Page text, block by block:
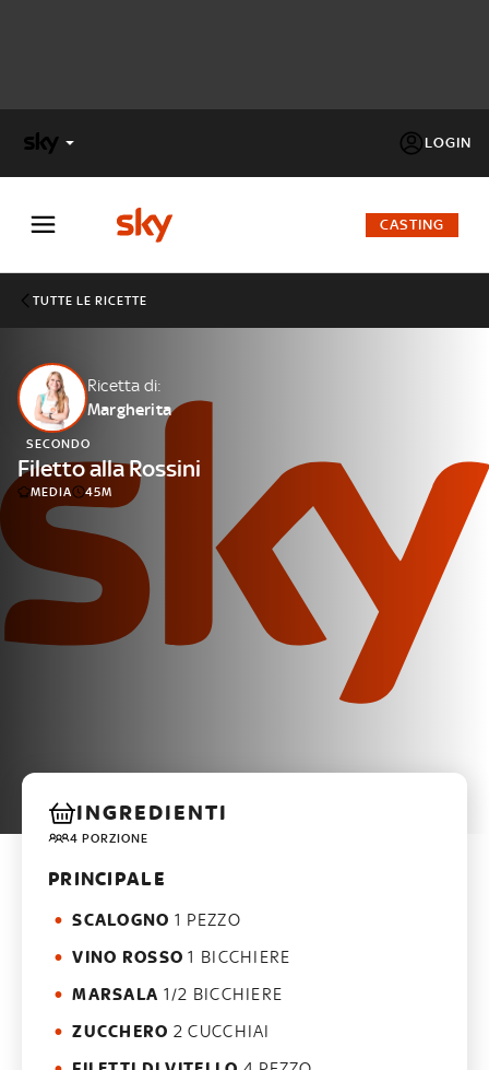
LOGIN
FACTOR
Cos’altro vedere:
PROGRAMMI SKY
Un mondo di offerte:
SKY.IT
NOW
CASTING
TUTTE LE RICETTE
Ricetta di:
Margherita
SECONDO
Filetto alla Rossini
MEDIA 45M
INGREDIENTI
4 PORZIONE
PRINCIPALE
SCALOGNO 1 PEZZO
VINO ROSSO 1 BICCHIERE
MARSALA 1/2 BICCHIERE
ZUCCHERO 2 CUCCHIAI